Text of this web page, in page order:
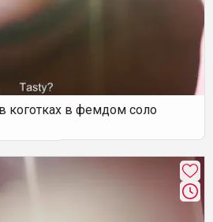
коготках в фемдом соло